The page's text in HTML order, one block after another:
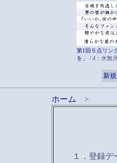
第1回５点リン
を」
/ d：水無
新
ホーム >
１．登録デ